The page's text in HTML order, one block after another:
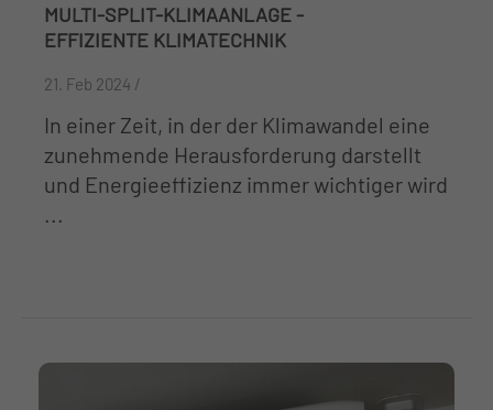
MULTI-SPLIT-KLIMAANLAGE -
EFFIZIENTE KLIMATECHNIK
21. Feb 2024 /
In einer Zeit, in der der Klimawandel eine
zunehmende Herausforderung darstellt
und Energieeffizienz immer wichtiger wird
...